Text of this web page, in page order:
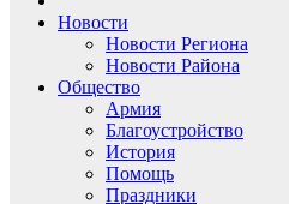
Новости
Новости Региона
Новости Района
Общество
Армия
Благоустройство
История
Помощь
Праздники